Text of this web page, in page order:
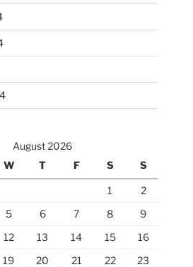
August 2026
W T F S S
1
2
5 6 7 8
9
12 13 14 15
16
19 20 21 22
23